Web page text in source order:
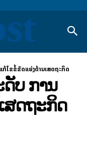
ໄຂຂໍ້ຂັດແຍ່ງດ້ານເສດຖະກິດ
ບ ການ
ສດຖະກິດ